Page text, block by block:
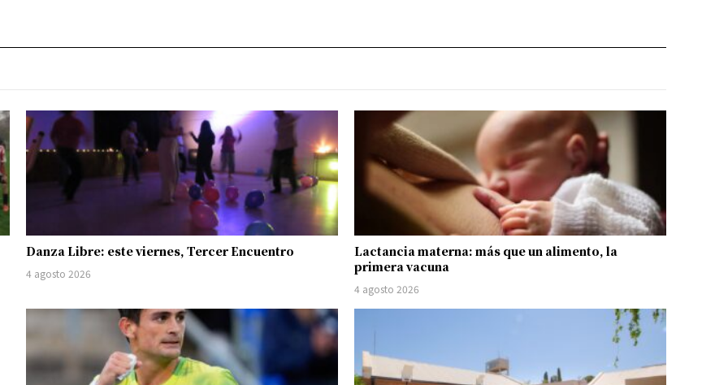
Danza Libre: este viernes, Tercer Encuentro
4 agosto 2026
Lactancia materna: más que un alimento, la
primera vacuna
4 agosto 2026